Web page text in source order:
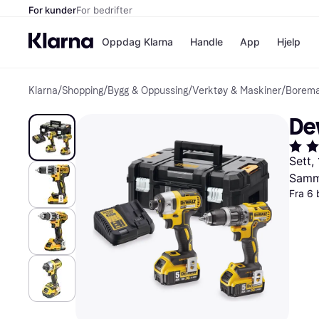
For kunderFor bedrifter
Oppdag Klarna
Betal nå
Betal i 3
Betal innen
Finansiering
Vipps
Handle
Butikker
kicks.no
App Hjelp
Klarna/Shopping/Bygg & Oppussing/Verktøy & Maskiner/
Sett,
Fra 6